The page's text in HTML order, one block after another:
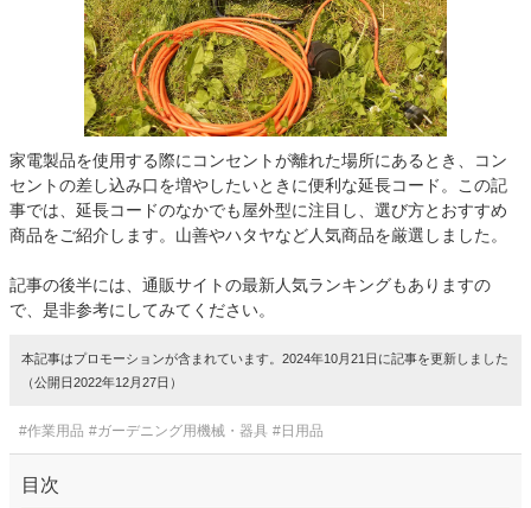
家電製品を使用する際にコンセントが離れた場所にあるとき、コン
セントの差し込み口を増やしたいときに便利な延長コード。この記
事では、延長コードのなかでも屋外型に注目し、選び方とおすすめ
商品をご紹介します。山善やハタヤなど人気商品を厳選しました。
記事の後半には、通販サイトの最新人気ランキングもありますの
で、是非参考にしてみてください。
本記事はプロモーションが含まれています。2024年10月21日に記事を更新しました
（公開日2022年12月27日）
#作業用品 #ガーデニング用機械・器具 #日用品
目次